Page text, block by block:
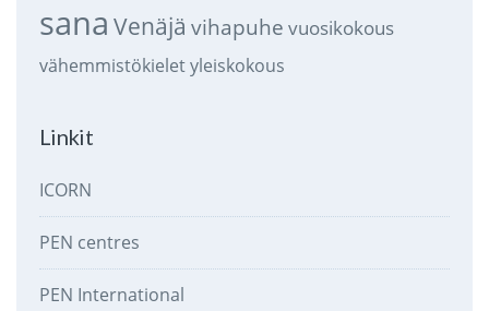
sana Venäjä vihapuhe vuosikokous
vähemmistökieletyleiskokous
Linkit
ICORN
PEN centres
PEN International